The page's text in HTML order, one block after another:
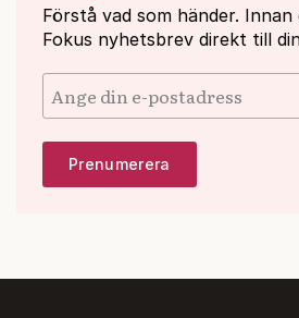
Förstå vad som händer. Innan
Fokus nyhetsbrev direkt till